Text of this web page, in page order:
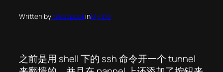
Written bymikespookinMy life
之前是用 shell 下的 ssh 命令开一个 tunnel